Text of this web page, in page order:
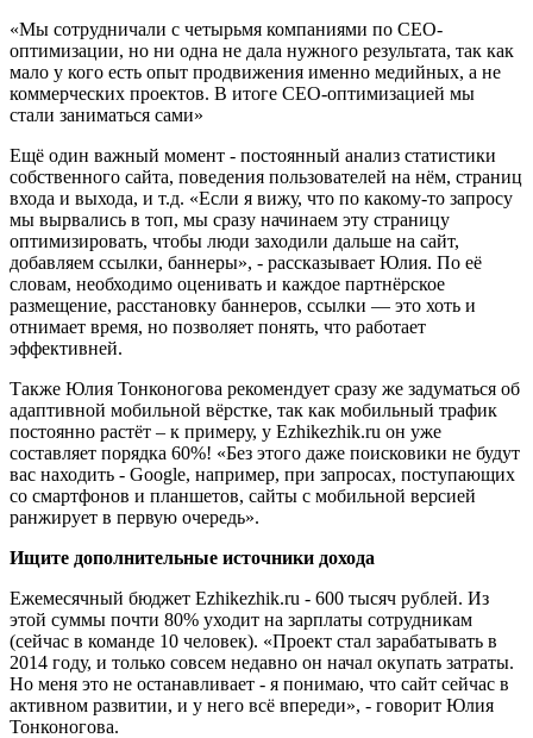
«Мы сотрудничали с четырьмя компаниями по CEO-
оптимизации, но ни одна не дала нужного результата, так как
мало у кого есть опыт продвижения именно медийных, а не
коммерческих проектов. В итоге СЕО-оптимизацией мы
стали заниматься сами»
Ещё один важный момент - постоянный анализ статистики
собственного сайта, поведения пользователей на нём, страниц
входа и выхода, и т.д. «Если я вижу, что по какому-то запросу
мы вырвались в топ, мы сразу начинаем эту страницу
оптимизировать, чтобы люди заходили дальше на сайт,
добавляем ссылки, баннеры», - рассказывает Юлия. По её
словам, необходимо оценивать и каждое партнёрское
размещение, расстановку баннеров, ссылки — это хоть и
отнимает время, но позволяет понять, что работает
эффективней.
Также Юлия Тонконогова рекомендует сразу же задуматься об
адаптивной мобильной вёрстке, так как мобильный трафик
постоянно растёт – к примеру, у Еzhikezhik.ru он уже
составляет порядка 60%! «Без этого даже поисковики не будут
вас находить - Google, например, при запросах, поступающих
со смартфонов и планшетов, сайты с мобильной версией
ранжирует в первую очередь».
Ищите дополнительные источники дохода
Ежемесячный бюджет Еzhikezhik.ru - 600 тысяч рублей. Из
этой суммы почти 80% уходит на зарплаты сотрудникам
(сейчас в команде 10 человек). «Проект стал зарабатывать в
2014 году, и только совсем недавно он начал окупать затраты.
Но меня это не останавливает - я понимаю, что сайт сейчас в
активном развитии, и у него всё впереди», - говорит Юлия
Тонконогова.